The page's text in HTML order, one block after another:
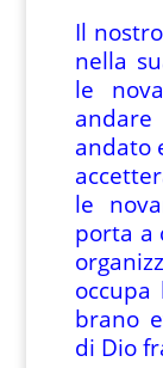
Il
nella
le
andato
le
porta a
brano
di Dio